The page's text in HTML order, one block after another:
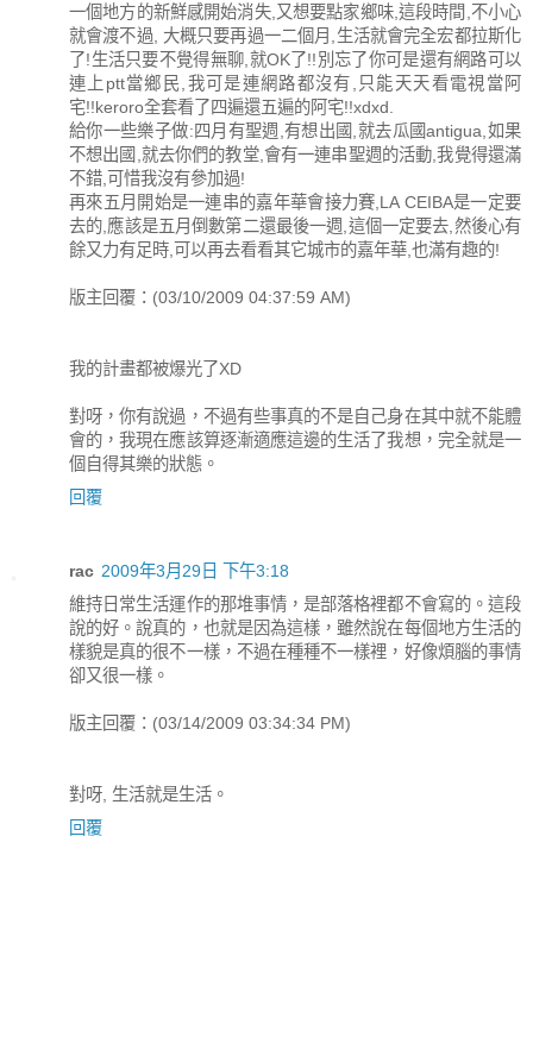
一個地方的新鮮感開始消失,又想要點家鄉味,這段時間,不小心
就會渡不過, 大概只要再過一二個月,生活就會完全宏都拉斯化
了!生活只要不覺得無聊,就OK了!!別忘了你可是還有網路可以
連上ptt當鄉民,我可是連網路都沒有,只能天天看電視當阿
宅!!keroro全套看了四遍還五遍的阿宅!!xdxd.
給你一些樂子做:四月有聖週,有想出國,就去瓜國antigua,如果
不想出國,就去你們的教堂,會有一連串聖週的活動,我覺得還滿
不錯,可惜我沒有參加過!
再來五月開始是一連串的嘉年華會接力賽,LA CEIBA是一定要
去的,應該是五月倒數第二還最後一週,這個一定要去,然後心有
餘又力有足時,可以再去看看其它城市的嘉年華,也滿有趣的!
版主回覆：(03/10/2009 04:37:59 AM)
我的計畫都被爆光了XD
對呀，你有說過，不過有些事真的不是自己身在其中就不能體
會的，我現在應該算逐漸適應這邊的生活了我想，完全就是一
個自得其樂的狀態。
回覆
rac 2009年3月29日 下午3:18
維持日常生活運作的那堆事情，是部落格裡都不會寫的。這段
說的好。說真的，也就是因為這樣，雖然說在每個地方生活的
樣貌是真的很不一樣，不過在種種不一樣裡，好像煩腦的事情
卻又很一樣。
版主回覆：(03/14/2009 03:34:34 PM)
對呀, 生活就是生活。
回覆